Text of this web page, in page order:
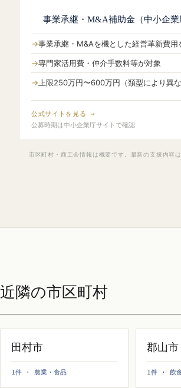
事業承継・M&A補助金（中小企業
事業承継・M&Aを機とした経営革新費用
専門家活用費・仲介手数料等が対象
上限250万円〜600万円（類型により異な
公式サイトを見る →
公募時期は中小企業庁サイトで確認
市区町村・商工会情報は概要です。最新の支援内容
近隣の市区町村
田村市
1件 · 農業・食品
郡山市
1件 · 飲